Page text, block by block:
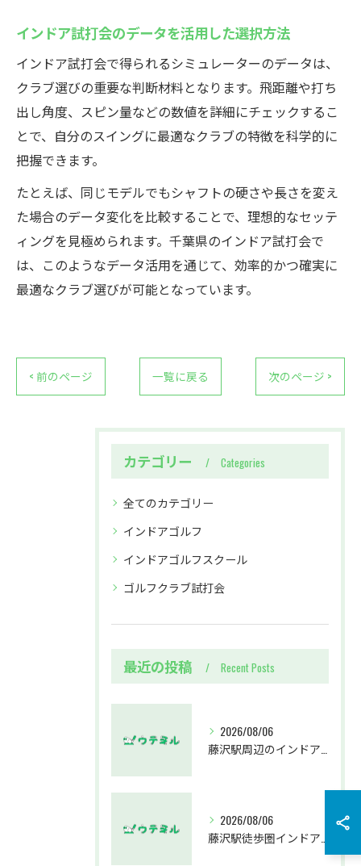
インドア試打会のデータを活用した選択方法
インドア試打会で得られるシミュレーターのデータは、
クラブ選びの重要な判断材料となります。飛距離や打ち
出し角度、スピン量などの数値を詳細にチェックするこ
とで、自分のスイングに最適なクラブの特徴を科学的に
把握できます。
たとえば、同じモデルでもシャフトの硬さや長さを変え
た場合のデータ変化を比較することで、理想的なセッテ
ィングを見極められます。千葉県のインドア試打会で
は、このようなデータ活用を通じて、効率的かつ確実に
最適なクラブ選びが可能となっています。
< 前のページ 一覧に戻る 次のページ >
カテゴリー Categories
全てのカテゴリー
インドアゴルフ
インドアゴルフスクール
ゴルフクラブ試打会
最近の投稿 Recent Posts
2026/08/06
2026/08/06